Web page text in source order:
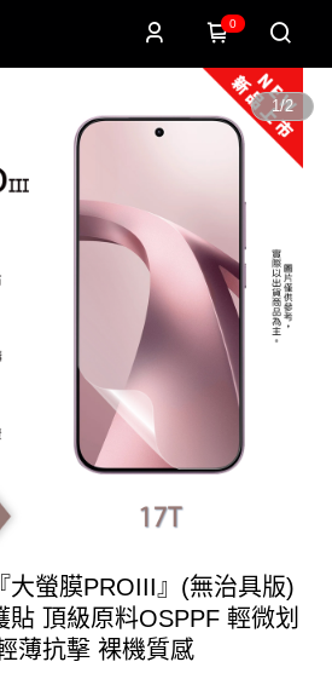
0
1/2
大螢膜PROIII』(無治具版)
頂級原料OSPPF 輕微划
薄抗擊 裸機質感